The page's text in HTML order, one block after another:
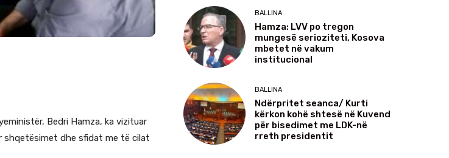
Bedri Hamza, ka vizituar
shqetësimet dhe sfidat me të cilat
BALLINA
Hamza: LVV po tregon
mungesë serioziteti, Kosova
mbetet në vakum
institucional
BALLINA
Ndërpritet seanca/ Kurti
kërkon kohë shtesë në Kuvend
për bisedimet me LDK-në
rreth presidentit